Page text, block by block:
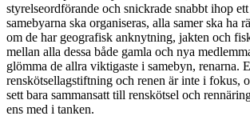
styrelseordförande och snickrade snabbt ihop
samebyarna ska organiseras, alla samer ska ha
om de har geografisk anknytning, jakten och
mellan alla dessa både gamla och nya
glömma de allra viktigaste i samebyn, renarna.
renskötsellagstiftning och renen är inte i fokus,
sett bara sammansatt till renskötsel och
ens med i tanken.